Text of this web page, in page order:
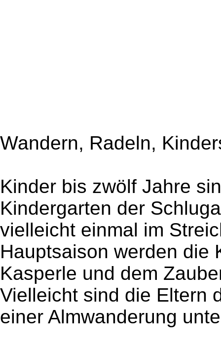
Wandern, Radeln,
Kinder bis zwölf Jahre
Kindergarten der
vielleicht einmal im
Hauptsaison werden die
Kasperle und dem
Vielleicht sind die Eltern
einer Almwanderung